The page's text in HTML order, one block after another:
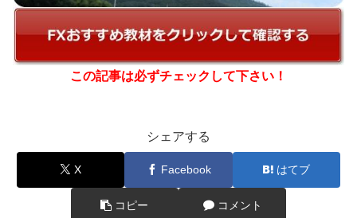
この記事は必ずチェックして下さい！
シェアする
X Facebook はてブ
コピー コメント